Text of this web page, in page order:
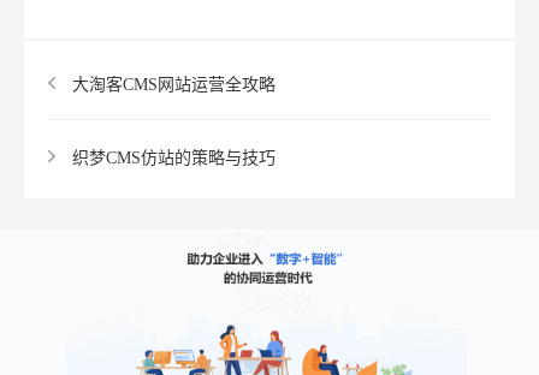
大淘客CMS网站运营全攻略
织梦CMS仿站的策略与技巧